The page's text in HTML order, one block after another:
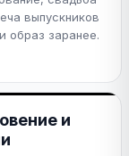
выпускников
образ заранее.
и